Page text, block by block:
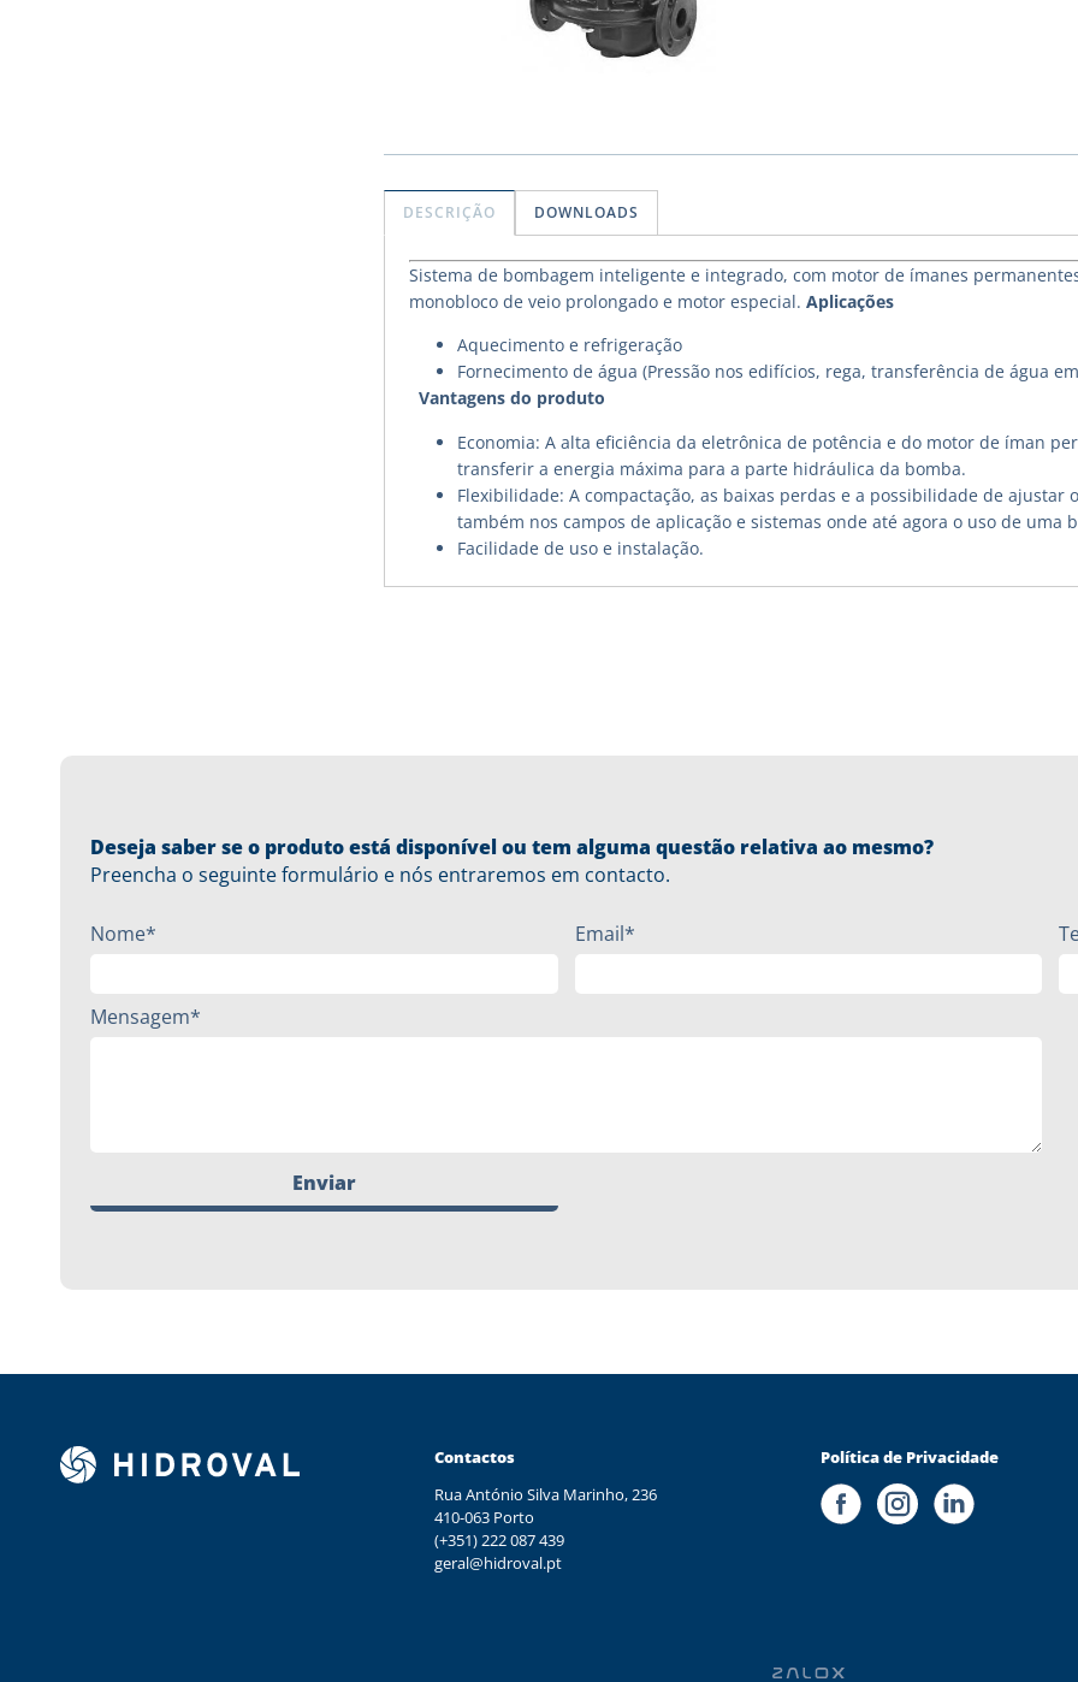
DESCRIÇÃO DOWNLOADS
Sistema de bombagem inteligente e integrado, com motor de ímanes
monobloco de veio prolongado e motor especial. Aplicações
Aquecimento e refrigeração
Fornecimento de água (Pressão nos edifícios, rega, transferência de água
Vantagens do produto
Economia: A alta eficiência da eletrônica de potência e do motor de íman
transferir a energia máxima para a parte hidráulica da bomba.
Flexibilidade: A compactação, as baixas perdas e a possibilidade de
também nos campos de aplicação e sistemas onde até agora o uso de
Facilidade de uso e instalação.
Deseja saber se o produto está disponível ou tem alguma questão relativa ao mesmo?
Preencha o seguinte formulário e nós entraremos em contacto.
Nome* Email*
Mensagem*
Enviar
Contactos
Rua António Silva Marinho, 236
410-063 Porto
(+351) 222 087 439
geral@hidroval.pt
Política de Privacidade